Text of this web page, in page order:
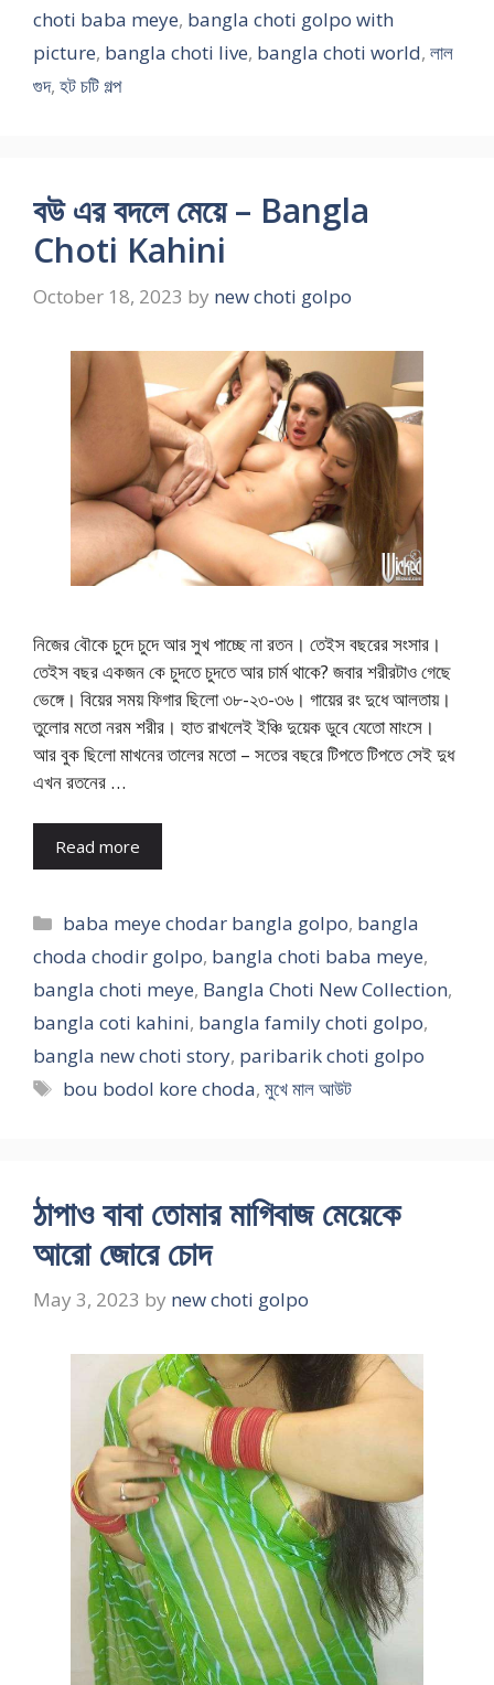
choti baba meye, bangla choti golpo with
picture, bangla choti live, bangla choti world, লাল
গুদ, হট চটি গল্প
বউ এর বদলে মেয়ে – Bangla
Choti Kahini
October 18, 2023 by new choti golpo
নিজের বৌকে চুদে চুদে আর সুখ পাচ্ছে না রতন। তেইস বছরের সংসার।
তেইস বছর একজন কে চুদতে চুদতে আর চার্ম থাকে? জবার শরীরটাও গেছে
ভেঙ্গে। বিয়ের সময় ফিগার ছিলো ৩৮-২৩-৩৬। গায়ের রং দুধে আলতায়।
তুলোর মতো নরম শরীর। হাত রাখলেই ইঞ্চি দুয়েক ডুবে যেতো মাংসে।
আর বুক ছিলো মাখনের তালের মতো – সতের বছরে টিপতে টিপতে সেই দুধ
এখন রতনের …
Read more
Categories
baba meye chodar bangla golpo, bangla
choda chodir golpo, bangla choti baba meye,
bangla choti meye, Bangla Choti New Collection,
bangla coti kahini, bangla family choti golpo,
bangla new choti story, paribarik choti golpo
Tags
bou bodol kore choda,মুখে মাল আউট
ঠাপাও বাবা তোমার মাগিবাজ মেয়েকে
আরো জোরে চোদ
May 3, 2023 by new choti golpo